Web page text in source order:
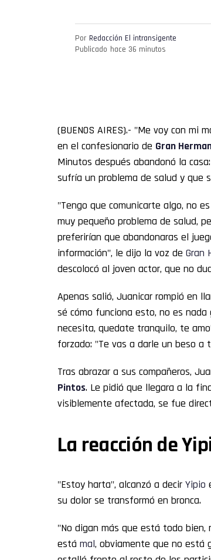
Por Redacción El intransigente
Publicado hace 36 minutos
(BUENOS AIRES).- "Me voy con mi
en el confesionario de Gran
Minutos después abandonó la
sufría un problema de salud y que
"Tengo que comunicarte algo, no
muy pequeño problema de salud,
preferirían que abandonaras el
información", le dijo la voz de Gran
descolocó al joven actor, que no
Apenas salió, Juanicar rompió en
sé cómo funciona esto, no es
necesita, quedate tranquilo, te
forzado: "Te vas a darle un beso a
Tras abrazar a sus compañeros,
Pintos. Le pidió que llegara a la
visiblemente afectada, se fue
La reacción de
"Estoy harta", alcanzó a decir Yipio
su dolor se transformó en bronca.
"No digan más que está todo
está mal, obviamente que no está